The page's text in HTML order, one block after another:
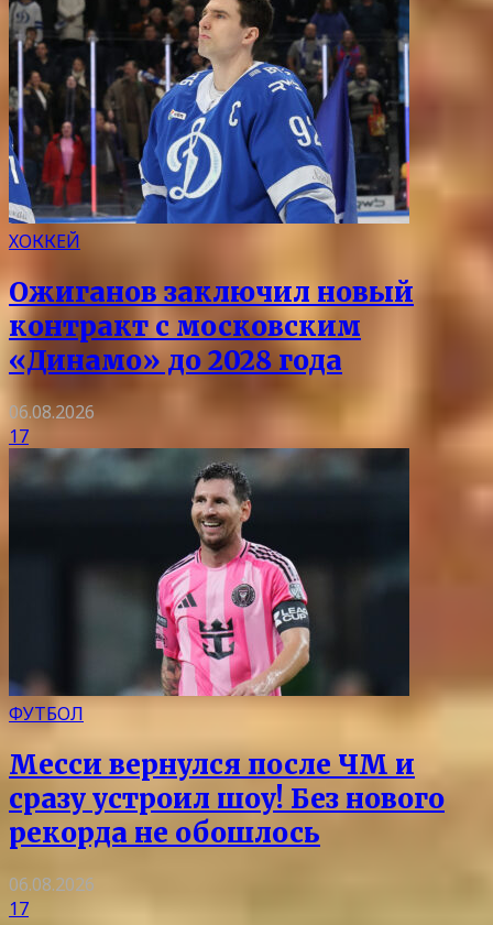
ХОККЕЙ
Ожиганов заключил новый
контракт с московским
«Динамо» до 2028 года
06.08.2026
17
ФУТБОЛ
Месси вернулся после ЧМ и
сразу устроил шоу! Без нового
рекорда не обошлось
06.08.2026
17